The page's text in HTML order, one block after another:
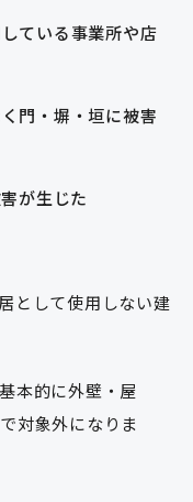
ている事業所や店
門・塀・垣に被害
が生じた
として使用しない建
本的に外壁・屋
対象外になりま